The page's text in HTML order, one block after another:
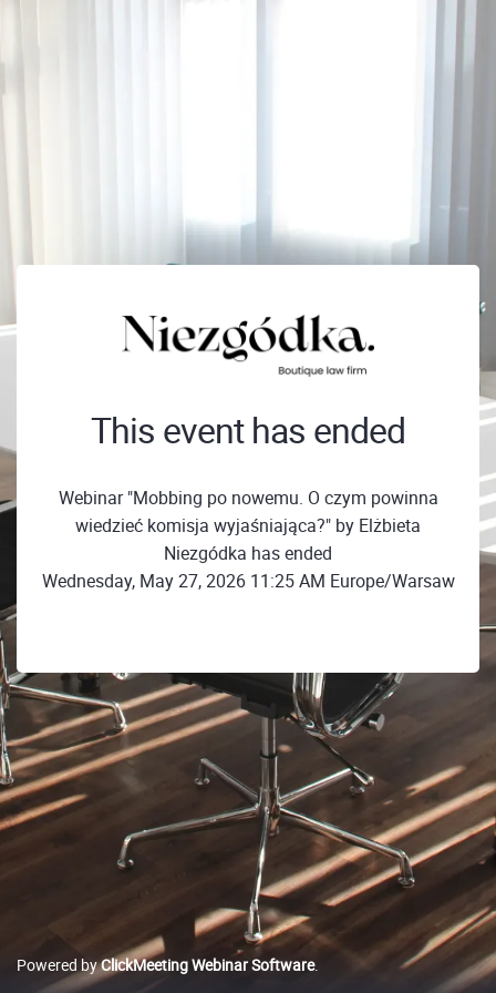
This event has ended
Webinar "Mobbing po nowemu. O czym powinna
wiedzieć komisja wyjaśniająca?" by Elżbieta
Niezgódka has ended
Wednesday, May 27, 2026 11:25 AM Europe/Warsaw
Powered byClickMeeting Webinar Software.